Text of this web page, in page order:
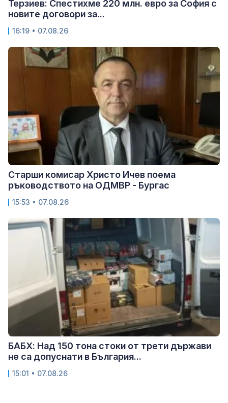
Терзиев: Спестихме 220 млн. евро за София с
новите договори за...
16:19 • 07.08.26
Старши комисар Христо Ичев поема
ръководството на ОДМВР - Бургас
15:53 • 07.08.26
БАБХ: Над 150 тона стоки от трети държави
не са допуснати в България...
15:01 • 07.08.26